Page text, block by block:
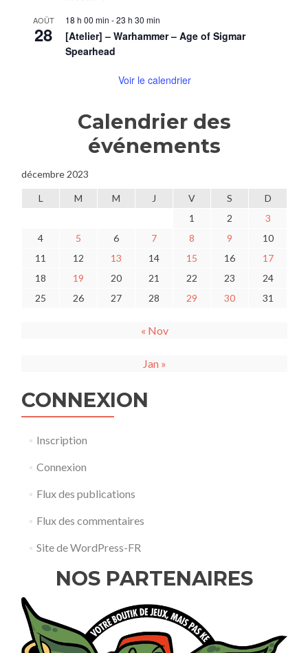
AOÛT
28
18 h 00 min -23 h 30 min
[Atelier] – Warhammer – Age of Sigmar
Spearhead
Voir le calendrier
Calendrier des
événements
décembre 2023
L M M J V S
D
1
2
3
4
5 6 7 8 9
10
11
12 13 14 15 16
17
18
19 20 21 22 23
24
25
26 27 28 29 30 31
« Nov
Jan »
CONNEXION
Inscription
Connexion
Flux des publications
Flux des commentaires
Site de WordPress-FR
NOS PARTENAIRES